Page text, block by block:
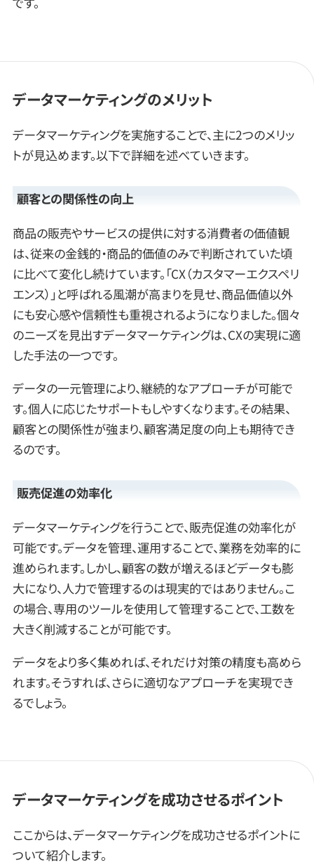
データマーケティングのメリット
データマーケティングを実施することで、主に2つのメリッ
トが見込めます。以下で詳細を述べていきます。
顧客との関係性の向上
商品の販売やサービスの提供に対する消費者の価値観
は、従来の金銭的・商品的価値のみで判断されていた頃
に比べて変化し続けています。「CX（カスタマーエクスペリ
エンス）」と呼ばれる風潮が高まりを見せ、商品価値以外
にも安心感や信頼性も重視されるようになりました。個々
のニーズを見出すデータマーケティングは、CXの実現に適
した手法の一つです。
データの一元管理により、継続的なアプローチが可能で
す。個人に応じたサポートもしやすくなります。その結果、
顧客との関係性が強まり、顧客満足度の向上も期待でき
るのです。
販売促進の効率化
データマーケティングを行うことで、販売促進の効率化が
可能です。データを管理、運用することで、業務を効率的に
進められます。しかし、顧客の数が増えるほどデータも膨
大になり、人力で管理するのは現実的ではありません。こ
の場合、専用のツールを使用して管理することで、工数を
大きく削減することが可能です。
データをより多く集めれば、それだけ対策の精度も高めら
れます。そうすれば、さらに適切なアプローチを実現でき
るでしょう。
データマーケティングを成功させるポイント
ここからは、データマーケティングを成功させるポイントに
ついて紹介します。